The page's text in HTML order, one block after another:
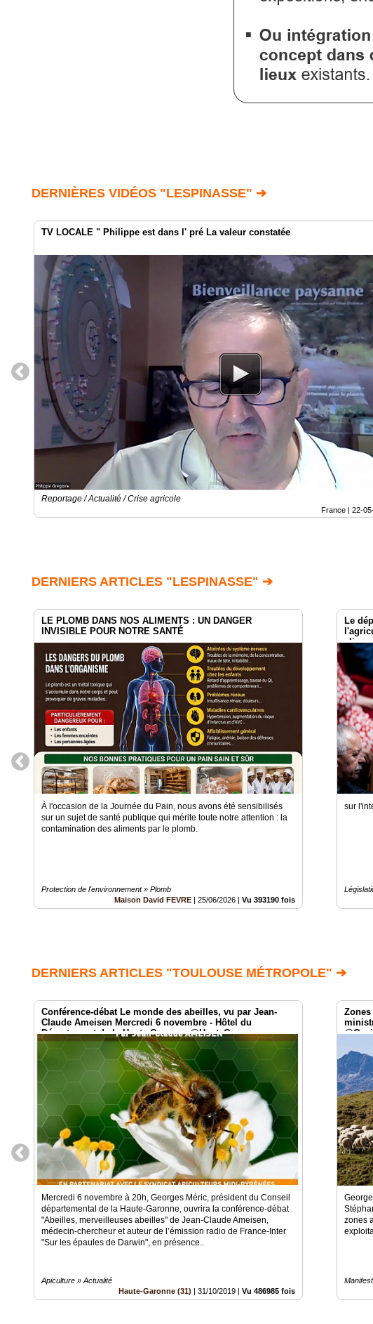
DERNIÈRES VIDÉOS "LESPINASSE" ➔
TV LOCALE " Philippe est dans l' pré La valeur constatée
Reportage / Actualité / Crise agricole
France | 22-
DERNIERS ARTICLES "LESPINASSE" ➔
LE PLOMB DANS NOS ALIMENTS : UN DANGER
INVISIBLE POUR NOTRE SANTÉ
À l'occasion de la Journée du Pain, nous avons été sensibilisés
sur un sujet de santé publique qui mérite toute notre attention : la
contamination des aliments par le plomb.
Protection de l'environnement » Plomb
Maison David FEVRE
25/06/2026 Vu 393190 fois
Le
sur
DERNIERS ARTICLES "TOULOUSE MÉTROPOLE" ➔
Conférence-débat Le monde des abeilles, vu par Jean-
Claude Ameisen Mercredi 6 novembre - Hôtel du
Département de la Haute Garonne @HauteGaronne
Mercredi 6 novembre à 20h, Georges Méric, président du Conseil
départemental de la Haute-Garonne, ouvrira la conférence-débat
"Abeilles, merveilleuses abeilles" de Jean-Claude Ameisen,
médecin-chercheur et auteur de l’émission radio de France-Inter
"Sur les épaules de Darwin", en présence..
Apiculture » Actualité
Haute-Garonne (31)
31/10/2019 Vu 486985 fois
zones